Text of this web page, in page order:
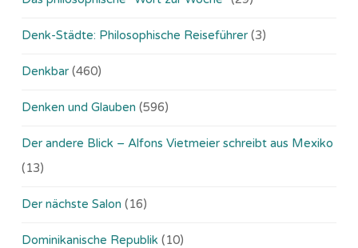
Denk-Städte: Philosophische Reiseführer (3)
Denkbar (460)
Denken und Glauben (596)
Der andere Blick – Alfons Vietmeier schreibt aus Mexiko
(13)
Der nächste Salon (16)
Dominikanische Republik (10)